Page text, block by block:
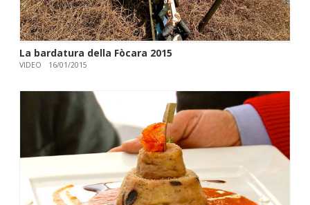
La bardatura della Fòcara 2015
VIDEO 16/01/2015